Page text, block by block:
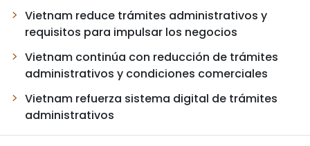
Vietnam reduce trámites administrativos y
requisitos para impulsar los negocios
Vietnam continúa con reducción de trámites
administrativos y condiciones comerciales
Vietnam refuerza sistema digital de trámites
administrativos